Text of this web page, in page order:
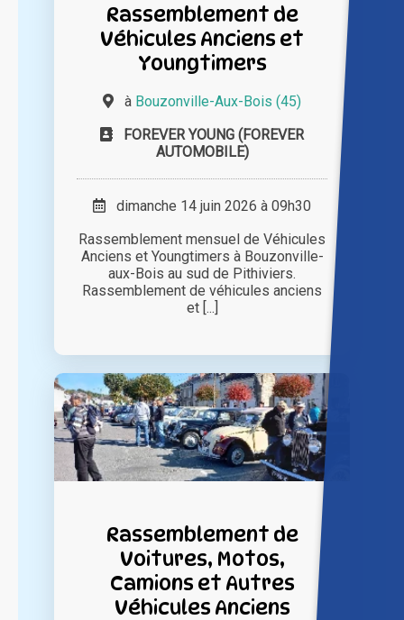
Rassemblement de
Véhicules Anciens et
Youngtimers
à Bouzonville-Aux-Bois (45)
FOREVER YOUNG (FOREVER
AUTOMOBILE)
dimanche 14 juin 2026 à 09h30
Rassemblement mensuel de Véhicules
Anciens et Youngtimers à Bouzonville-
aux-Bois au sud de Pithiviers.
Rassemblement de véhicules anciens
et [...]
Rassemblement de
Voitures, Motos,
Camions et Autres
Véhicules Anciens